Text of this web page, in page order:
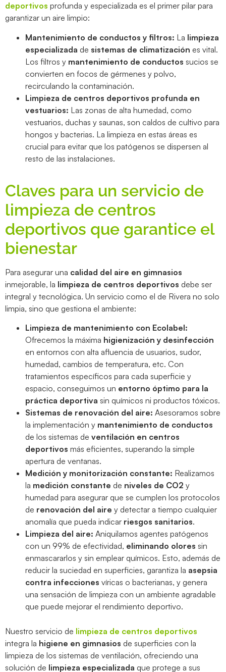
deportivos profunda y especializada es el primer pilar para
garantizar un aire limpio:
Mantenimiento de conductos y filtros: La limpieza
especializada de sistemas de climatización es vital.
Los filtros y mantenimiento de conductos sucios se
convierten en focos de gérmenes y polvo,
recirculando la contaminación.
Limpieza de centros deportivos profunda en
vestuarios: Las zonas de alta humedad, como
vestuarios, duchas y saunas, son caldos de cultivo para
hongos y bacterias. La limpieza en estas áreas es
crucial para evitar que los patógenos se dispersen al
resto de las instalaciones.
Claves para un servicio de
limpieza de centros
deportivos que garantice el
bienestar
Para asegurar una calidad del aire en gimnasios
inmejorable, la limpieza de centros deportivos debe ser
integral y tecnológica. Un servicio como el de Rivera no solo
limpia, sino que gestiona el ambiente:
Limpieza de mantenimiento con Ecolabel:
Ofrecemos la máxima higienización y desinfección
en entornos con alta afluencia de usuarios, sudor,
humedad, cambios de temperatura, etc. Con
tratamientos específicos para cada superficie y
espacio, conseguimos un entorno óptimo para la
práctica deportiva sin químicos ni productos tóxicos.
Sistemas de renovación del aire: Asesoramos sobre
la implementación y mantenimiento de conductos
de los sistemas de ventilación en centros
deportivos más eficientes, superando la simple
apertura de ventanas.
Medición y monitorización constante: Realizamos
la medición constante de niveles de CO2 y
humedad para asegurar que se cumplen los protocolos
de renovación del aire y detectar a tiempo cualquier
anomalía que pueda indicar riesgos sanitarios.
Limpieza del aire: Aniquilamos agentes patógenos
con un 99% de efectividad, eliminando olores sin
enmascararlos y sin emplear químicos. Esto, además de
reducir la suciedad en superficies, garantiza la asepsia
contra infecciones víricas o bacterianas, y genera
una sensación de limpieza con un ambiente agradable
que puede mejorar el rendimiento deportivo.
Nuestro servicio de limpieza de centros deportivos
integra la higiene en gimnasios de superficies con la
limpieza de los sistemas de ventilación, ofreciendo una
solución de limpieza especializada que protege a sus